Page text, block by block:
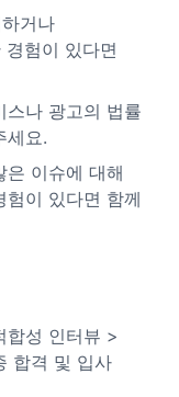
거나
경험이 있다면
스나 광고의 법률
세요.
은 이슈에 대해
이 있다면 함께
합성 인터뷰 >
합격 및 입사